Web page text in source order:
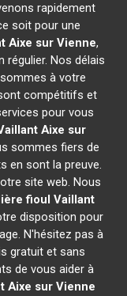
rapidement
soit pour une
Aixe sur Vienne,
régulier. Nos délais
à votre
compétitifs et
pour vous
Aixe sur
sommes fiers de
en sont la preuve.
site web. Nous
fioul Vaillant
disposition pour
N'hésitez pas à
gratuit et sans
de vous aider à
Aixe sur Vienne